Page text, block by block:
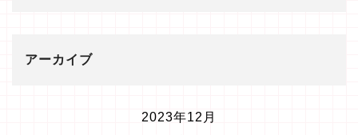
アーカイブ
2023年12月